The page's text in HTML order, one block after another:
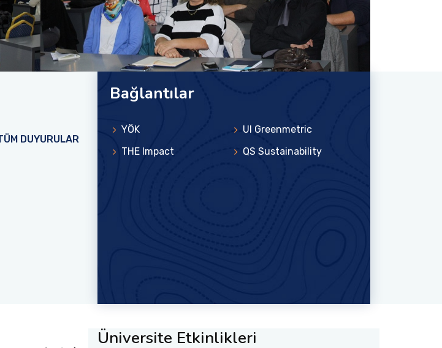
.
.
.
.
DUYURULAR
Bağlantılar
YÖK
UI Greenmetric
THE Impact
QS Sustainability
Üniversite Etkinlikleri